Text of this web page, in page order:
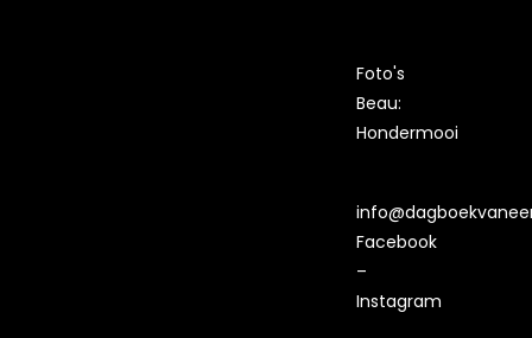
Foto's
Beau:
Hondermooi
Facebook
–
Instagram